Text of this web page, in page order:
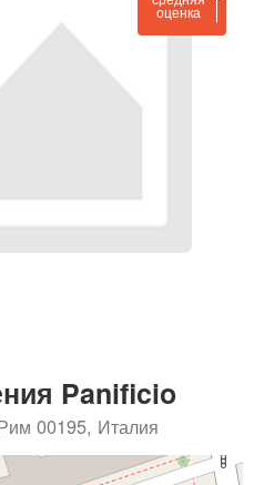
оценка
Panificio
00195, Италия